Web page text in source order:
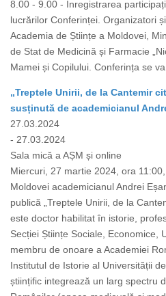
8.00 - 9.00 - Înregistrarea
lucrărilor Conferinței. Organizatori
Academia de Științe a Moldovei,
de Stat de Medicină și Farmacie
Mamei și Copilului. Conferința se
„Treptele Unirii, de la Cantemir
susținută de academicianul
27.03.2024
- 27.03.2024
Sala mică a AȘM și online
Miercuri, 27 martie 2024, ora
Moldovei academicianul Andrei
publică „Treptele Unirii, de la
este doctor habilitat în istorie,
Secției Științe Sociale, Economice,
membru de onoare a Academiei
Institutul de Istorie al Universității
științific integrează un larg spectru